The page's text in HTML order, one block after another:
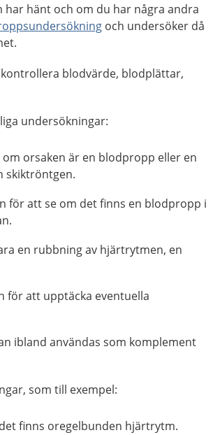
hänt och om du har några andra
och undersöker då
blodvärde, blodplättar,
undersökningar:
orsaken är en blodpropp eller en
skiktröntgen.
för att se om det finns en blodpropp i
en rubbning av hjärtrytmen, en
för att upptäcka eventuella
ibland användas som komplement
som till exempel:
finns oregelbunden hjärtrytm.